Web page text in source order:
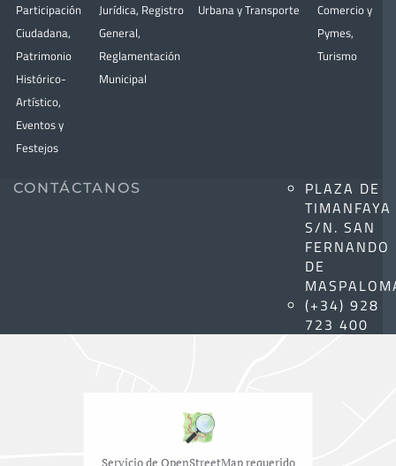
Participación
Ciudadana,
Patrimonio
Histórico-
Artístico,
Eventos y
Festejos
Jurídica, Registro
General,
Reglamentación
Municipal
Urbana y Transporte
Comercio y
Pymes,
Turismo
CONTÁCTANOS
PLAZA DE
TIMANFAYA
S/N. SAN
FERNANDO
DE
(+34) 928
723 400
Servicio de OpenStreetMap requerido